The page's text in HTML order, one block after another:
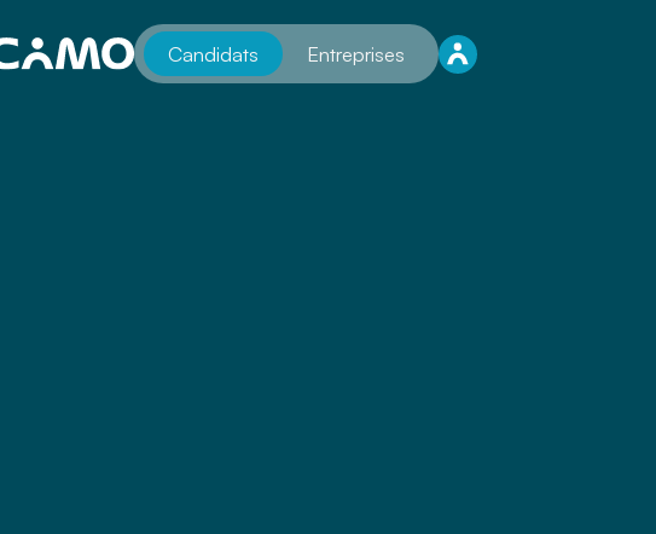
Candidats Entreprises